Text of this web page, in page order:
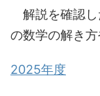
解説を確認し
の数学の解き方
2025年度